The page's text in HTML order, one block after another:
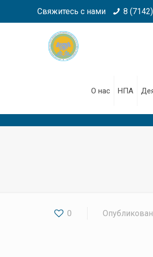
Свяжитесь с нами 8
О нас НПА
0